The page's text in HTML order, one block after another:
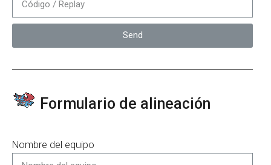
Send
Formulario de alineación
Nombre del equipo